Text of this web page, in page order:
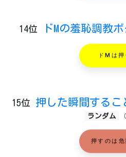
14位 ドMの羞恥調教
ドMは押
15位 押した瞬間するこ
ランダム
押すのは危